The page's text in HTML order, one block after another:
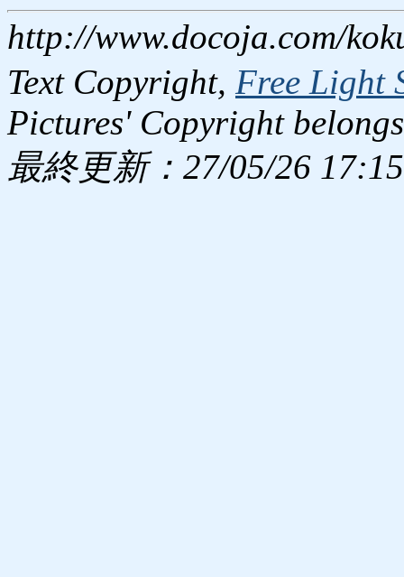
http://www.docoja.com/
Text Copyright, Free Light
Pictures' Copyright
最終更新：27/05/26 17:15